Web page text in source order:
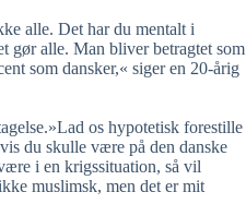
alle. Det har du mentalt i
gør alle. Man bliver betragtet som
som dansker,« siger en 20-årig
os hypotetisk forestille
du skulle være på den danske
i en krigssituation, så vil
muslimsk, men det er mit